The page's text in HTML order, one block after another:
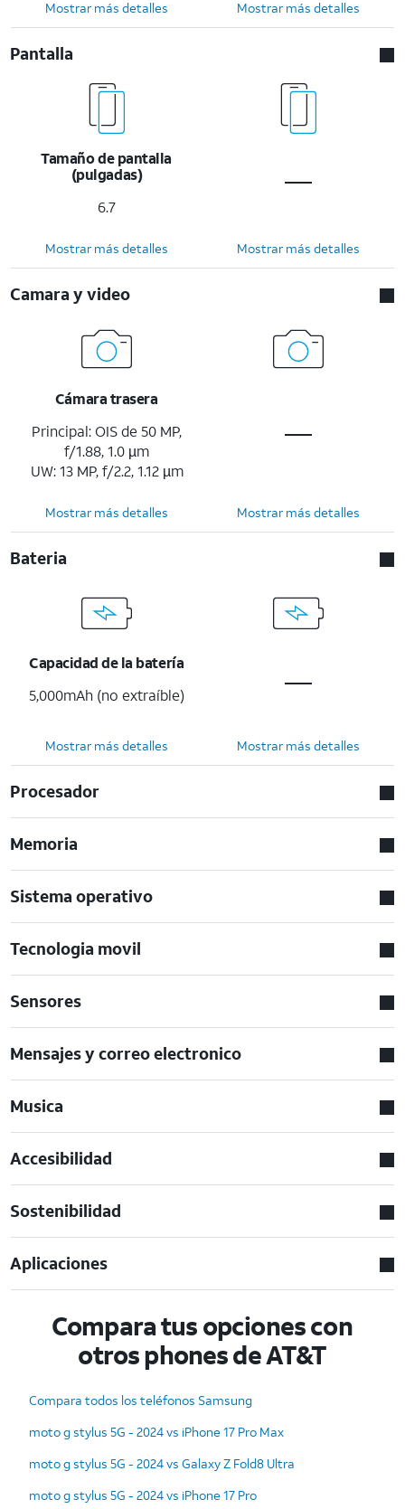
Mostrar más detalles Mostrar más detalles
Pantalla
Tamaño de pantalla
(pulgadas)
6.7
Mostrar más detalles Mostrar más detalles
Camara y video
Cámara trasera
Principal: OIS de 50 MP,
f/1.88, 1.0 µm
UW: 13 MP, f/2.2, 1.12 µm
Mostrar más detalles Mostrar más detalles
Bateria
Capacidad de la batería
5,000mAh (no extraíble)
Mostrar más detalles Mostrar más detalles
Procesador
Memoria
Sistema operativo
Tecnologia movil
Sensores
Mensajes y correo electronico
Musica
Accesibilidad
Sostenibilidad
Aplicaciones
Compara tus opciones con
otros phones de AT&T
Compara todos los teléfonos Samsung
moto g stylus 5G - 2024 vs iPhone 17 Pro Max
moto g stylus 5G - 2024 vs Galaxy Z Fold8 Ultra
moto g stylus 5G - 2024 vs iPhone 17 Pro